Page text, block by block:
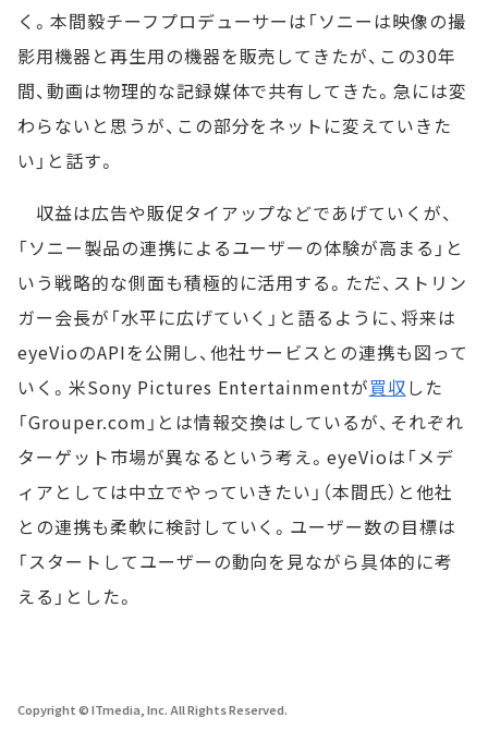
く。本間毅チーフプロデューサーは「ソニーは映像の撮
影用機器と再生用の機器を販売してきたが、この30年
間、動画は物理的な記録媒体で共有してきた。急には変
わらないと思うが、この部分をネットに変えていきた
い」と話す。
収益は広告や販促タイアップなどであげていくが、
「ソニー製品の連携によるユーザーの体験が高まる」と
いう戦略的な側面も積極的に活用する。ただ、ストリン
ガー会長が「水平に広げていく」と語るように、将来は
eyeVioのAPIを公開し、他社サービスとの連携も図って
いく。米Sony Pictures Entertainmentが買収した
「Grouper.com」とは情報交換はしているが、それぞれ
ターゲット市場が異なるという考え。eyeVioは「メデ
ィアとしては中立でやっていきたい」（本間氏）と他社
との連携も柔軟に検討していく。ユーザー数の目標は
「スタートしてユーザーの動向を見ながら具体的に考
える」とした。
Copyright © ITmedia, Inc. All Rights Reserved.